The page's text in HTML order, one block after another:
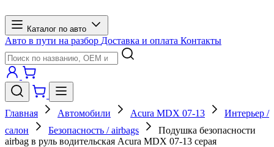
Каталог по авто
Авто в пути на разбор Доставка и оплата Контакты
Главная Автомобили Acura MDX 07-13
Интерьер /
салон
Безопасность / airbags
Подушка безопасности
airbag в руль водительская Acura MDX 07-13 серая